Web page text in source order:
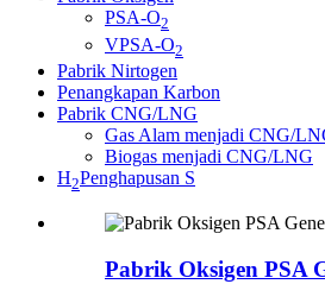
PSA-O2
VPSA-O2
Pabrik Nirtogen
Penangkapan Karbon
Pabrik CNG/LNG
Gas Alam menjadi CNG/
Biogas menjadi CNG/LNG
H2Penghapusan S
Pabrik Oksigen PSA